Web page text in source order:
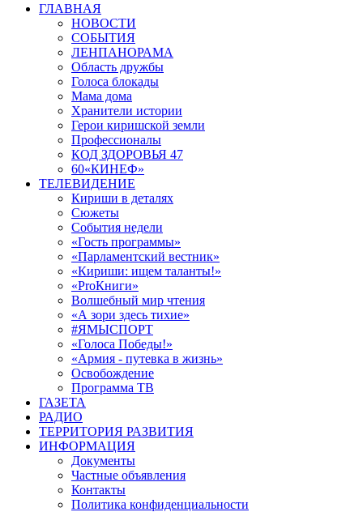
ГЛАВНАЯ
НОВОСТИ
СОБЫТИЯ
ЛЕНПАНОРАМА
Область дружбы
Голоса блокады
Мама дома
Хранители истории
Герои киришской земли
Профессионалы
КОД ЗДОРОВЬЯ 47
60«КИНЕФ»
ТЕЛЕВИДЕНИЕ
Кириши в деталях
Сюжеты
События недели
«Гость программы»
«Парламентский вестник»
«Кириши: ищем таланты!»
«ProКниги»
Волшебный мир чтения
«А зори здесь тихие»
#ЯМЫСПОРТ
«Голоса Победы!»
«Армия - путевка в жизнь»
Освобождение
Программа ТВ
ГАЗЕТА
РАДИО
ТЕРРИТОРИЯ РАЗВИТИЯ
ИНФОРМАЦИЯ
Документы
Частные объявления
Контакты
Политика конфиденциальности